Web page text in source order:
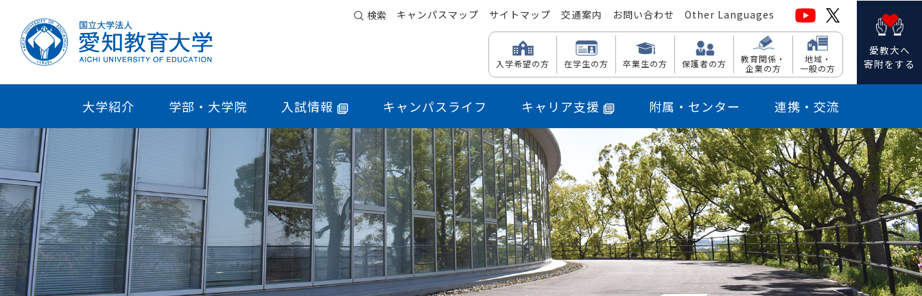
検索 キャンパスマップ サイトマップ 交通案内 お問い合わせ Other Languages
入学希望の方 在学生の方 卒業生の方 保護者の方
教育関係・
企業の方
地域・
一般の方
愛教大へ
寄附をする
大学紹介 学部・大学院 入試情報 キャンパスライフ キャリア支援 附属・センター 連携・交流